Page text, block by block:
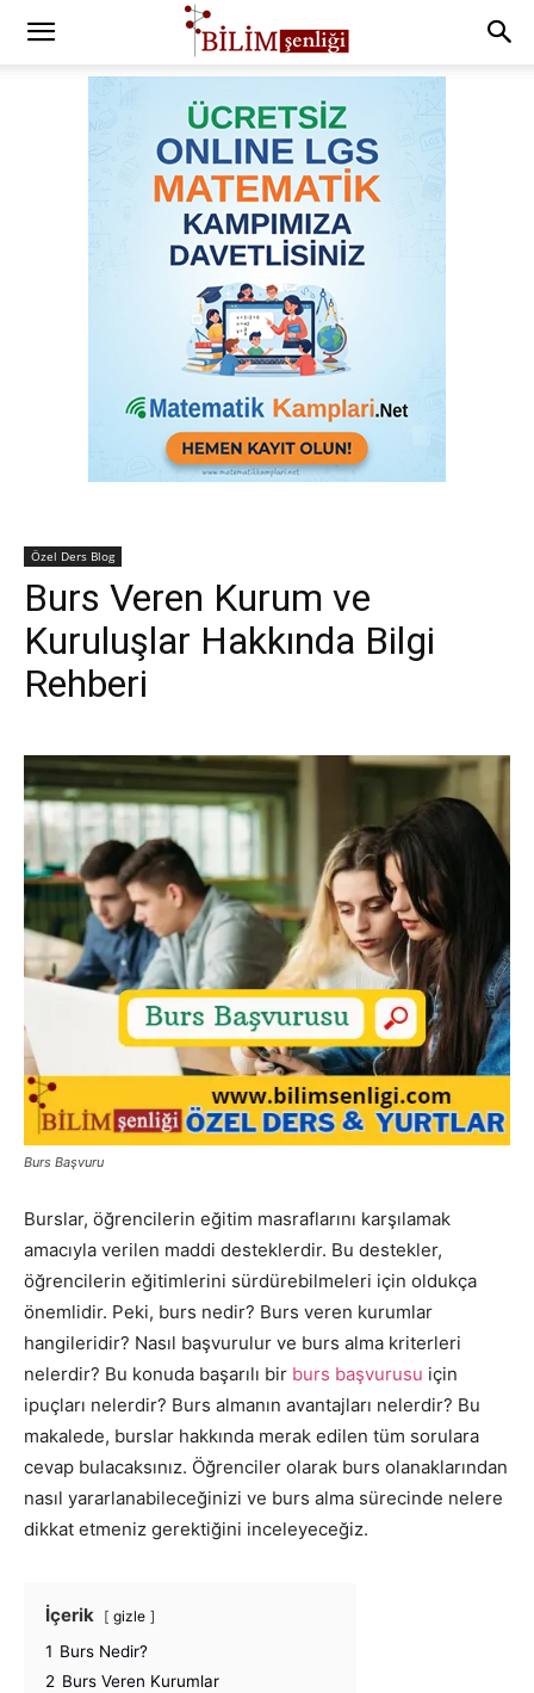
Özel Ders Blog
Burs Veren Kurum ve
Kuruluşlar Hakkında Bilgi
Rehberi
Burs Başvuru
Burslar, öğrencilerin eğitim masraflarını karşılamak
amacıyla verilen maddi desteklerdir. Bu destekler,
öğrencilerin eğitimlerini sürdürebilmeleri için oldukça
önemlidir. Peki, burs nedir? Burs veren kurumlar
hangileridir? Nasıl başvurulur ve burs alma kriterleri
nelerdir? Bu konuda başarılı bir burs başvurusu için
ipuçları nelerdir? Burs almanın avantajları nelerdir? Bu
makalede, burslar hakkında merak edilen tüm sorulara
cevap bulacaksınız. Öğrenciler olarak burs olanaklarından
nasıl yararlanabileceğinizi ve burs alma sürecinde nelere
dikkat etmeniz gerektiğini inceleyeceğiz.
İçerik gizle
1 Burs Nedir?
2 Burs Veren Kurumlar